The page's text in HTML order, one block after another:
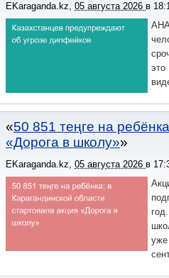
EKaraganda.kz, 05 августа 2026 в
50 851 теңге на
«Дорога в школу»
EKaraganda.kz, 05 августа 2026 в